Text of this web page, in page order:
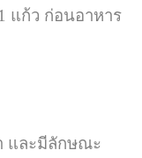
แก้ว ก่อนอาหาร
และมีลักษณะ